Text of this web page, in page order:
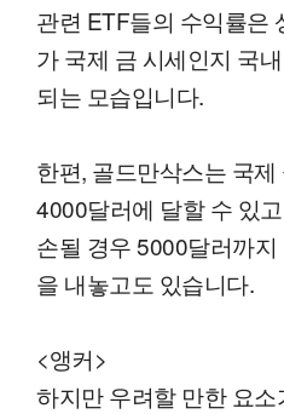
관련 ETF들의 수익률은
가 국제 금 시세인지 국
되는 모습입니다.
한편, 골드만삭스는 국
4000달러에 달할 수 있
손될 경우 5000달러까
을 내놓고도 있습니다.
<앵커>
하지만 우려할 만한 요